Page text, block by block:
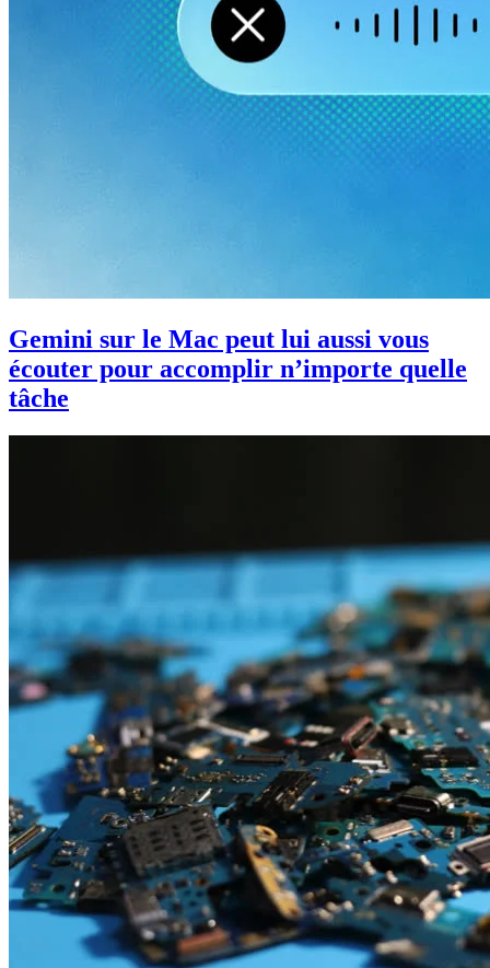
Gemini sur le Mac peut lui aussi vous
écouter pour accomplir n’importe quelle
tâche